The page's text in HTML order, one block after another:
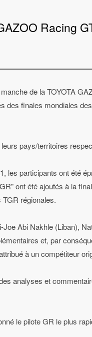
Racing
de la TOYOTA
des finales mondiales
pays/territoires
les participants ont été
ont été ajoutés à la
régionales.
Abi Nakhle (Liban),
et, par
à un compétiteur
analyses et
le pilote GR le plus